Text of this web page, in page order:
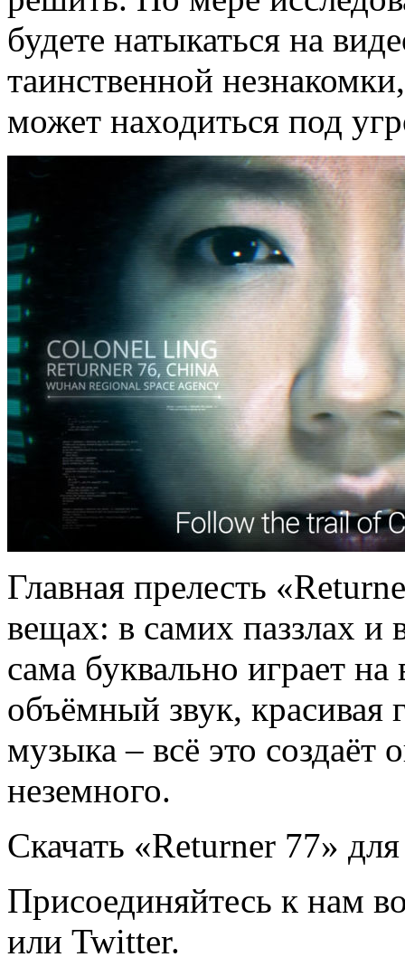
будете натыкаться на
таинственной
может находиться под
Главная прелесть
вещах: в самих паззлах
сама буквально играет
объёмный звук, красивая
музыка – всё это создаёт
неземного.
Скачать «Returner 77»
Присоединяйтесь к нам
или Twitter.